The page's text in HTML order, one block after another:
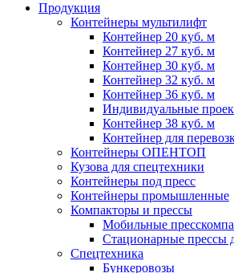
Продукция
Контейнеры мультилифт
Контейнер 20 куб. м
Контейнер 27 куб. м
Контейнер 30 куб. м
Контейнер 32 куб. м
Контейнер 36 куб. м
Индивидуальные
Контейнер 38 куб. м
Контейнер для
Контейнеры ОПЕНТОП
Кузова для спецтехники
Контейнеры под пресс
Контейнеры промышленные
Компакторы и прессы
Мобильные
Стационарные прессы
Спецтехника
Бункеровозы